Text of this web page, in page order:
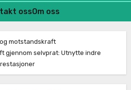
ossOm oss
motstandskraft
gjennom selvprat: Utnytte indre